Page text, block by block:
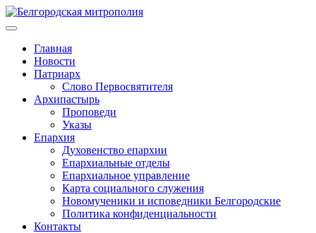
Главная
Новости
Патриарх
Слово Первосвятителя
Архипастырь
Проповеди
Указы
Епархия
Духовенство епархии
Епархиальные отделы
Епархиальное управление
Карта социального служения
Новомученики и исповедники Белгородские
Политика конфиденциальности
Контакты